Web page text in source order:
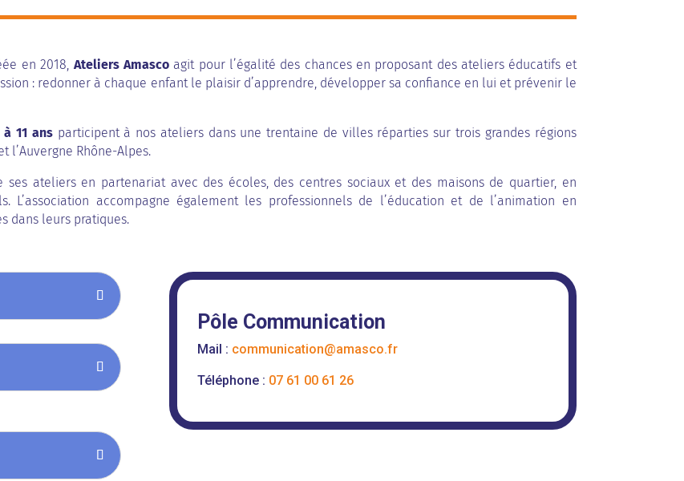
en 2018, Ateliers Amascoagit pour l’égalité des chances en proposant des ateliers éducatifs et
: redonner à chaque enfant le plaisir d’apprendre, développer sa confiance en lui et prévenir le
11 ansparticipent à nos ateliers dans une trentaine de villes réparties sur trois grandes régions
l’Auvergne Rhône-Alpes.
ateliers en partenariat avec des écoles, des centres sociaux et des maisons de quartier, en
L’association accompagne également les professionnels de l’éducation et de l’animation en
dans leurs pratiques.
Pôle Communication
Mail : communication@amasco.fr
Téléphone : 07 61 00 61 26